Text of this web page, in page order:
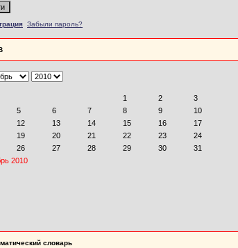
Забыли пароль?
словарь